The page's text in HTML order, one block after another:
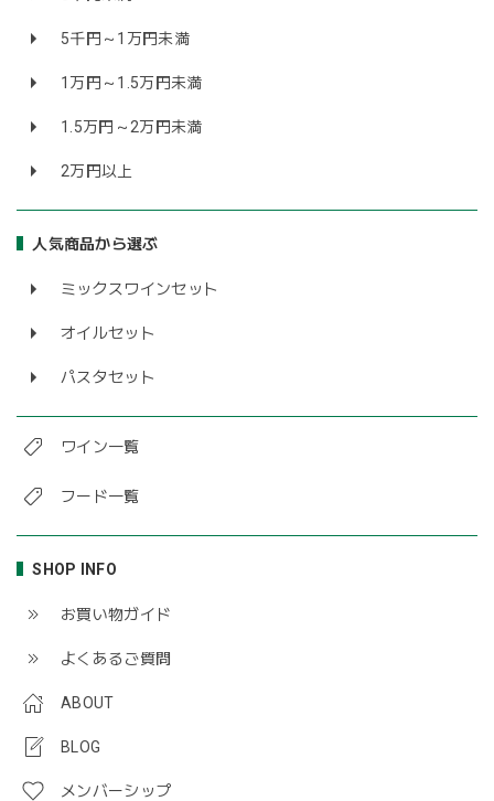
5千円～1万円未満
1万円～1.5万円未満
1.5万円～2万円未満
2万円以上
人気商品から選ぶ
ミックスワインセット
オイルセット
パスタセット
ワイン一覧
フード一覧
SHOP INFO
お買い物ガイド
よくあるご質問
ABOUT
BLOG
メンバーシップ